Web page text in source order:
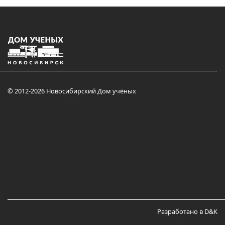
© 2012-2026 Новосибирский Дом учёных
Разработано в D&K